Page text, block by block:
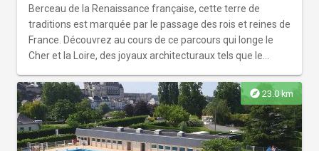
Berceau de la Renaissance française, cette terre de
traditions est marquée par le passage des rois et reines de
France. Découvrez au cours de ce parcours qui longe le
Cher et la Loire, des joyaux architecturaux tels que le
Clos Lucé.
explore 23.0 km